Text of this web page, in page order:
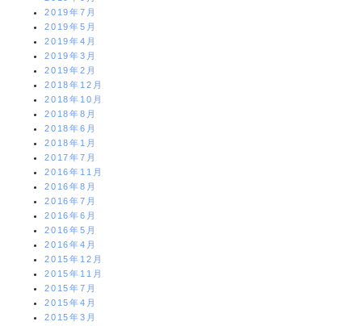
2019年7月
2019年5月
2019年4月
2019年3月
2019年2月
2018年12月
2018年10月
2018年8月
2018年6月
2018年1月
2017年7月
2016年11月
2016年8月
2016年7月
2016年6月
2016年5月
2016年4月
2015年12月
2015年11月
2015年7月
2015年4月
2015年3月